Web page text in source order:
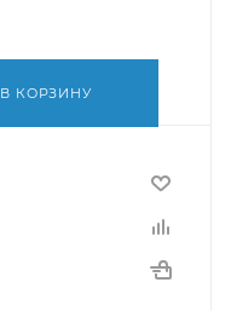
В КОРЗИНУ